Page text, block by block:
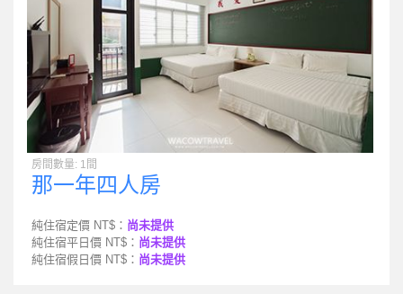
房間數量: 1間
那一年四人房
純住宿定價 NT$： 尚未提供
純住宿平日價 NT$： 尚未提供
純住宿假日價 NT$： 尚未提供